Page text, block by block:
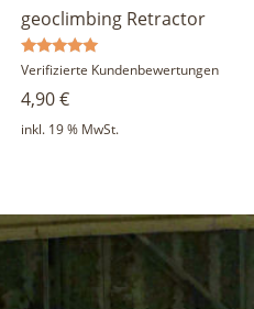
geoclimbing Retractor
Bewertet
5.00
von 5
Verifizierte Kundenbewertungen
4,90€
inkl. 19 % MwSt.